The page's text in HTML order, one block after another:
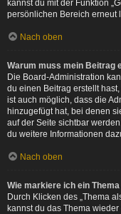
kannst du mit der Funktion
persönlichen Bereich erneut
Nach oben
Warum muss mein Beitrag
Die Board-Administration
du einen Beitrag erstellt
ist auch möglich, dass die
hinzugefügt hat, bei denen
auf der Seite sichtbar
du weitere Informationen
Nach oben
Wie markiere ich ein
Durch Klicken des „Thema
kannst du das Thema